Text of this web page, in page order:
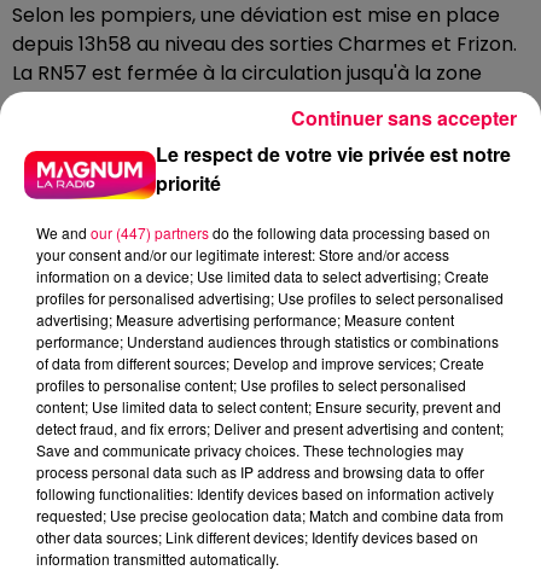
Selon les pompiers, une déviation est mise en place
depuis 13h58 au niveau des sorties Charmes et Frizon.
La RN57 est fermée à la circulation jusqu'à la zone
Inova 3000 de Thaon-les-Vosges.
La déviation s'effectue via la D6, Nomexy intra muros,
puis Igney via la D157 et une reprise de la circulation
s'effectue sur la RN57 en direction d'Épinal à
l'échangeur de Thaon-les-Vosges.
23 sapeurs-pompiers sont toujours sur place pour
circonscrire le feu.
UNE OPÉRATION QUI CONTINUE EN
DÉBUT DE SOIRÉE
Les opérations des pompiers et de la DIR Est
pourraient durer une bonne partie de la soirée voire
de la nuit.
Un camion avait déjà pris feu en début de semaine à
hauteur deSaint-Nicolas-de-Port, en Meurthe-et-
Le respect de votre vie privée est notre
priorité
We and our (447) partnersdo the following data processing based on
your consent and/or our legitimate interest: Store and/or access
information on a device; Use limited data to select advertising; Create
profiles for personalised advertising; Use profiles to select personalised
advertising; Measure advertising performance; Measure content
performance; Understand audiences through statistics or combinations
of data from different sources; Develop and improve services; Create
profiles to personalise content; Use profiles to select personalised
content; Use limited data to select content; Ensure security, prevent and
detect fraud, and fix errors; Deliver and present advertising and content;
Save and communicate privacy choices. These technologies may
process personal data such as IP address and browsing data to offer
following functionalities: Identify devices based on information actively
requested; Use precise geolocation data; Match and combine data from
other data sources; Link different devices; Identify devices based on
information transmitted automatically.
Continuer sans accepter